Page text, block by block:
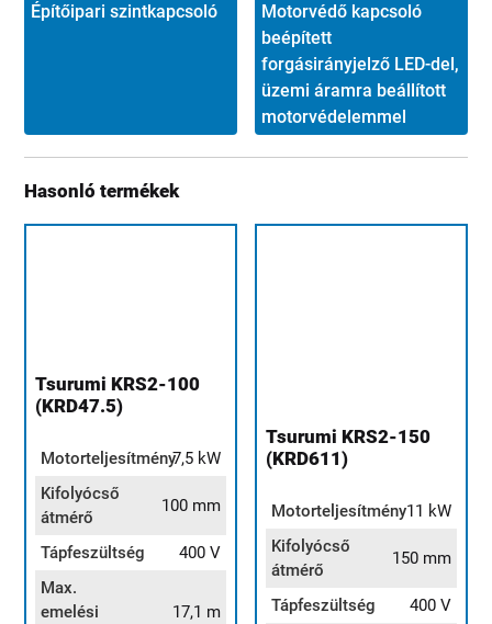
Építőipari szintkapcsoló
Motorvédő kapcsoló
beépített
forgásirányjelző LED-del,
üzemi áramra beállított
motorvédelemmel
Hasonló termékek
Tsurumi KRS2-100
(KRD47.5)
Motorteljesítmény7,5 kW
Kifolyócső
átmérő
100 mm
Tápfeszültség
400 V
Max.
emelési
17,1 m
Tsurumi KRS2-150
(KRD611)
Motorteljesítmény11 kW
Kifolyócső
átmérő
150 mm
Tápfeszültség
400 V